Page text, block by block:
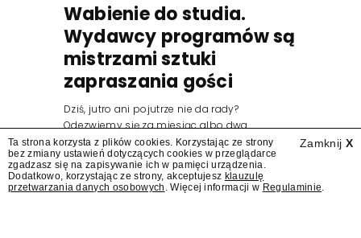
Wabienie do studia.
Wydawcy programów są
mistrzami sztuki
zapraszania gości
Dziś, jutro ani pojutrze nie da rady?
Odezwiemy się za miesiąc albo dwa.
Wydawcy programów są mistrzami sztuki
zapraszania gości.
Zamknij X
Ta strona korzysta z plików cookies. Korzystając ze strony
bez zmiany ustawień dotyczących cookies w przeglądarce
zgadzasz się na zapisywanie ich w pamięci urządzenia.
Dodatkowo, korzystając ze strony, akceptujesz klauzulę
przetwarzania danych osobowych . Więcej informacji w Regulaminie.